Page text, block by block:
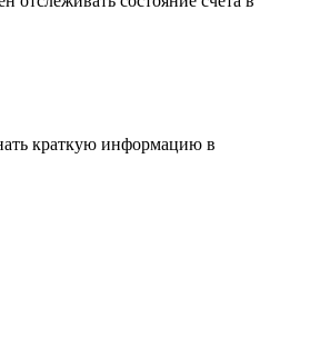
краткую информацию в